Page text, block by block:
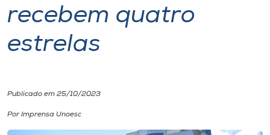
Portal de Ensino
Internacionalização
recebem quatro
estrelas
Publicado em 25/10/2023
Por Imprensa Unoesc